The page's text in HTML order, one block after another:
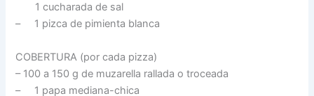
1 cucharada de sal
– 1 pizca de pimienta blanca
COBERTURA (por cada pizza)
– 100 a 150 g de muzarella rallada o troceada
– 1 papa mediana-chica